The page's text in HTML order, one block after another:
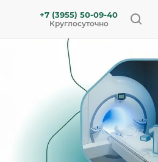
+7 (3955) 50-09-40
Круглосуточно
на МРТ -15%
с 23:00 до 07:00
с 25.12.2025 до 14.08.2026